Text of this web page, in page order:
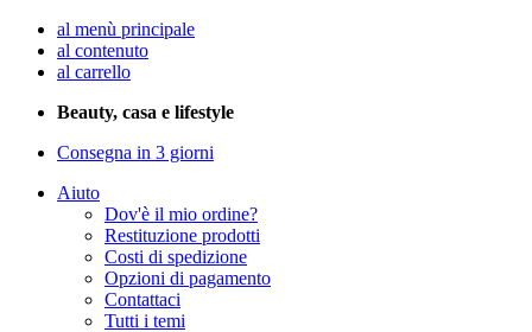
al menù principale
al contenuto
al carrello
Beauty, casa e lifestyle
Consegna in 3 giorni
Aiuto
Dov'è il mio ordine?
Restituzione prodotti
Costi di spedizione
Opzioni di pagamento
Contattaci
Tutti i temi